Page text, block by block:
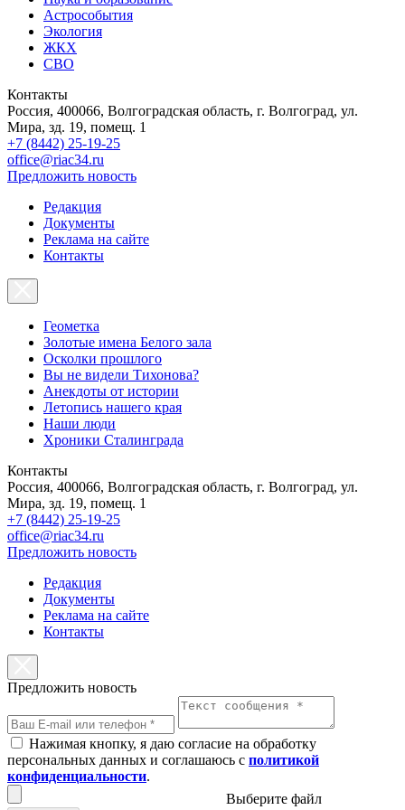
Астрособытия
Экология
ЖКХ
СВО
Контакты
Россия, 400066, Волгоградская область, г. Волгоград, ул.
Мира, зд. 19, помещ. 1
+7 (8442) 25-19-25
office@riac34.ru
Предложить новость
Редакция
Документы
Реклама на сайте
Контакты
Геометка
Золотые имена Белого зала
Осколки прошлого
Вы не видели Тихонова?
Анекдоты от истории
Летопись нашего края
Наши люди
Хроники Сталинграда
Контакты
Россия, 400066, Волгоградская область, г. Волгоград, ул.
Мира, зд. 19, помещ. 1
+7 (8442) 25-19-25
office@riac34.ru
Предложить новость
Редакция
Документы
Реклама на сайте
Контакты
Предложить новость
Нажимая кнопку, я даю согласие на обработку
персональных данных и соглашаюсь с политикой
конфиденциальности.
Выберите файл